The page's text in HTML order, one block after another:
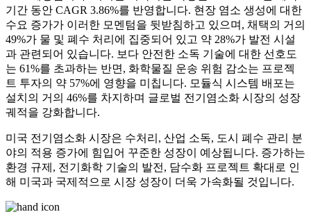
기간 동안 CAGR 3.86%를 반영합니다. 현장 염소 생성에 대한
수요 증가가 이러한 모멘텀을 뒷받침하고 있으며, 채택의 거의
49%가 물 및 폐수 처리에 집중되어 있고 약 28%가 발전 시설
과 관련되어 있습니다. 보다 안전한 소독 기술에 대한 선호도
는 61%를 초과하는 반면, 화학물질 운송 위험 감소는 프로젝
트 투자의 약 57%에 영향을 미칩니다. 모듈식 시스템 배포는
설치의 거의 46%를 차지하며 글로벌 전기염소화 시장의 성장
궤적을 강화합니다.
미국 전기염소화 시장은 수처리, 산업 소독, 도시 폐수 관리 분
야의 적용 증가에 힘입어 꾸준한 성장이 예상됩니다. 증가하는
환경 규제, 전기화학 기술의 발전, 담수화 프로젝트 확대로 인
해 미국과 국제적으로 시장 성장이 더욱 가속화될 것입니다.